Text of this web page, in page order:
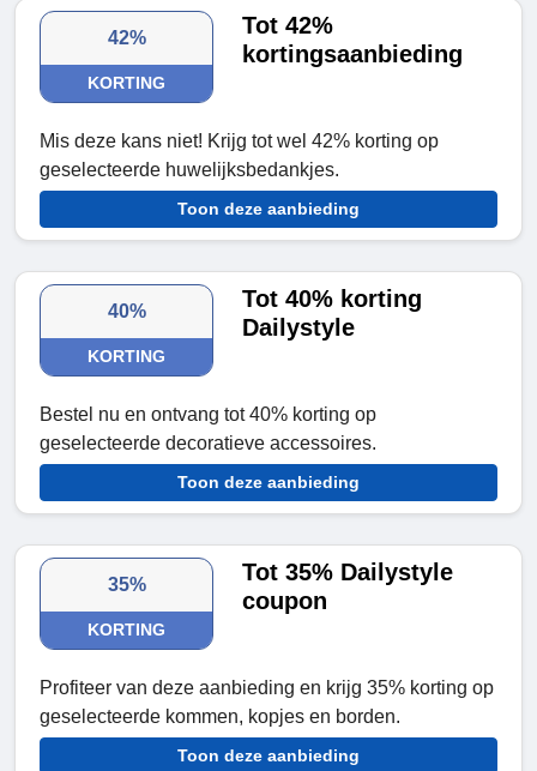
42%
KORTING
Tot 42%
kortingsaanbieding
Mis deze kans niet! Krijg tot wel 42% korting op
geselecteerde huwelijksbedankjes.
Toon deze aanbieding
40%
KORTING
Tot 40% korting
Dailystyle
Bestel nu en ontvang tot 40% korting op
geselecteerde decoratieve accessoires.
Toon deze aanbieding
35%
KORTING
Tot 35% Dailystyle
coupon
Profiteer van deze aanbieding en krijg 35% korting op
geselecteerde kommen, kopjes en borden.
Toon deze aanbieding